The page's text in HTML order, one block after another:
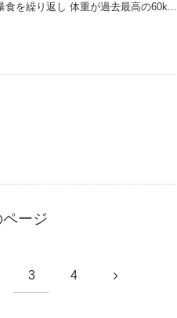
を繰り返し 体重が過去最高の60k...
ページ
3 4